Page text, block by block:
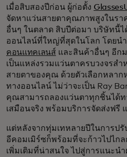
เมื่อสิบสองปีก่อน ผู้ก่อตั้ง
จัดหาแว่นสายตาคุณภาพสูงในรา
อื่นๆ ในตลาด สิบปีต่อมา บริษัทนี้ไ
ออนไลน์ที่ใหญ่ที่สุดในโลก โดยนำ
คอนแทคเลนส์ และสินค้าอื่นๆ อีก
เป็นแหล่งรวมแว่นตาครบวงจรส
สายตาของคุณ ด้วยตัวเลือกหลา
ทางออนไลน์ ไม่ว่าจะเป็น Ray
คุณสามารถลองแว่นตาทุกชิ้นได้ท
เสมือนจริง พร้อมบริการจัดส่งฟรี
แต่หลังจากทุ่มเทหลายปีในการป
อีคอมเมิร์ซก็พร้อมที่จะก้าวไปไก
เพิ่มเติมที่น่าสนใจ ไปสู่การแนะ